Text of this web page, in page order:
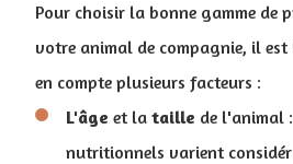
Pour choisir la bonne gamme de
votre animal de compagnie, il
en compte plusieurs facteurs :
L'âge et la taille de l'animal
nutritionnels varient